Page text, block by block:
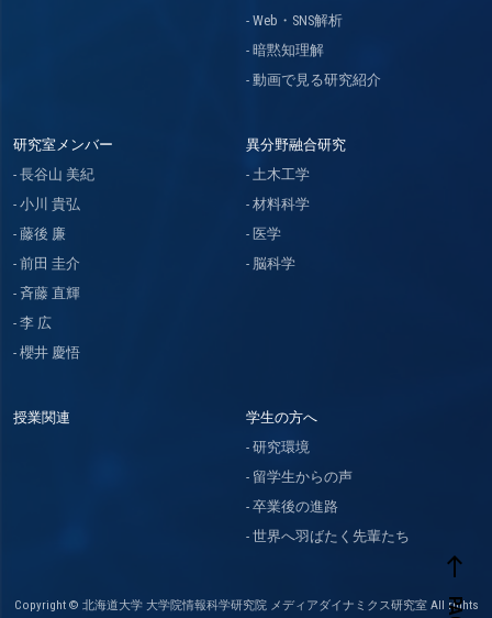
west
Web・SNS解析
暗黙知理解
動画で見る研究紹介
研究室メンバー
長谷山 美紀
小川 貴弘
藤後 廉
前田 圭介
斉藤 直輝
李 広
櫻井 慶悟
異分野融合研究
土木工学
材料科学
医学
脳科学
授業関連
学生の方へ
研究環境
留学生からの声
卒業後の進路
世界へ羽ばたく先輩たち
Copyright © 北海道大学 大学院情報科学研究院 メディアダイナミクス研究室 All rights